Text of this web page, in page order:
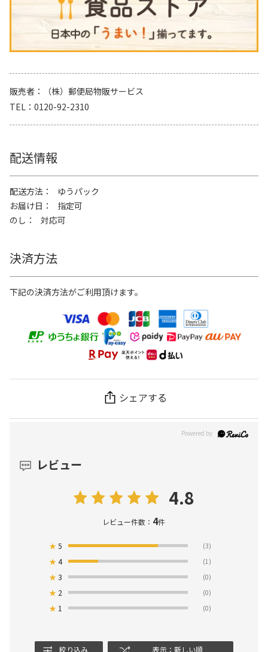
販売者
（株）郵便局物販サービス
TEL
0120-92-2310
配送情報
配送方法
ゆうパック
お届け日
指定可
のし
対応可
決済方法
下記の決済方法がご利用頂けます。
シェアする
レビュー
4.8
レビュー件数： 4件
★5 (3)
★4 (1)
★3 (0)
★ 2 (0)
★ 1 (0)
絞り込み 表示：新しい順